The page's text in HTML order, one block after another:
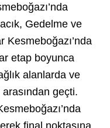
Gedelme ve
Kesmeboğazı’nda
etap boyunca
alanlarda ve
arasından geçti.
final noktasına